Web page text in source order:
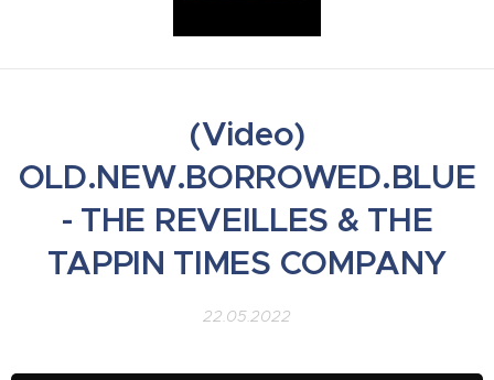
(Video)
OLD.NEW.BORROWED.BLUE
- THE REVEILLES & THE
TAPPIN TIMES COMPANY
22.05.2022